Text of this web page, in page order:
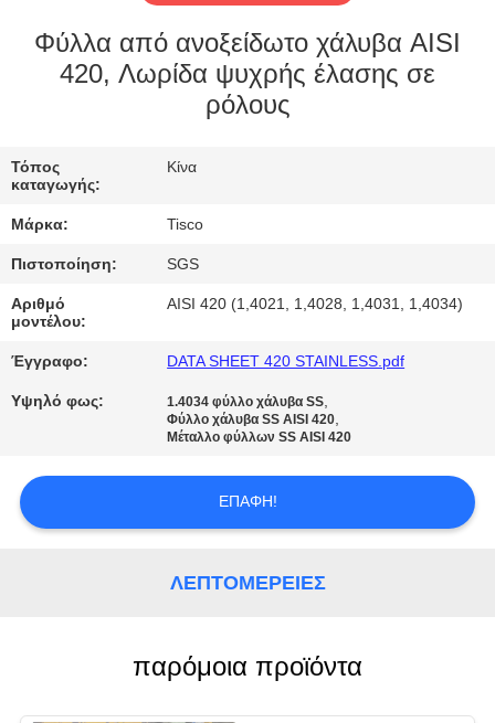
ΓΎΡΟΣ
ΕΡΓΟΣΤΑΣΊΩΝ
ΈΛΕΓΧΟΣ
ΜΑΣ
ΕΛΆΤΕ
ΣΕ
ΕΠΑΦΉ
ΜΕ
ΑΠΌΣΠΑΣΜΑ
PRIVACY
Φύλλα από ανοξείδωτο χάλυβα AISI
420, Λωρίδα ψυχρής έλασης σε
ρόλους
Τόπος
καταγωγής:
Κίνα
Μάρκα: Tisco
Πιστοποίηση: SGS
Αριθμό
μοντέλου:
AISI 420 (1,4021, 1,4028, 1,4031, 1,4034)
Έγγραφο: DATA SHEET 420 STAINLESS.pdf
Υψηλό φως: 1.4034 φύλλο χάλυβα SS,
Φύλλο χάλυβα SS AISI 420,
Μέταλλο φύλλων SS AISI 420
ΕΠΑΦΉ!
ΛΕΠΤΟΜΈΡΕΙΕΣ
παρόμοια προϊόντα